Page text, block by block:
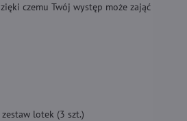
czemu Twój występ może zająć
lotek (3 szt.)